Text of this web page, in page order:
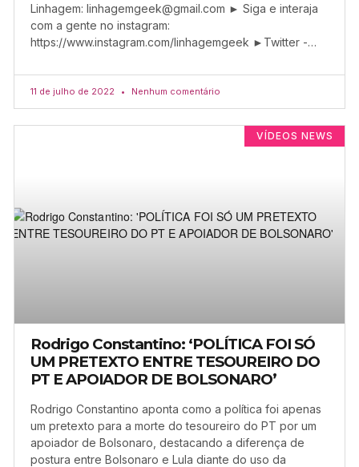
Linhagem: linhagemgeek@gmail.com ► Siga e interaja
com a gente no instagram:
https://www.instagram.com/linhagemgeek ►Twitter -…
11 de julho de 2022 Nenhum comentário
VÍDEOS NEWS
Rodrigo Constantino: ‘POLÍTICA FOI SÓ
UM PRETEXTO ENTRE TESOUREIRO DO
PT E APOIADOR DE BOLSONARO’
Rodrigo Constantino aponta como a política foi apenas
um pretexto para a morte do tesoureiro do PT por um
apoiador de Bolsonaro, destacando a diferença de
postura entre Bolsonaro e Lula diante do uso da